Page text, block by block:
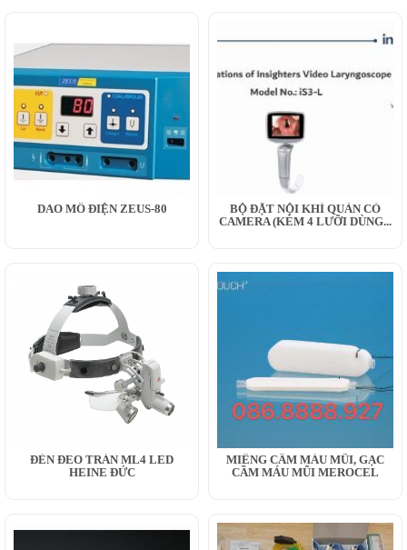
DAO MỔ ĐIỆN ZEUS-80
BỘ ĐẶT NỘI KHÍ QUẢN CÓ
CAMERA (KÈM 4 LƯỠI DÙNG...
ĐÈN ĐEO TRÁN ML4 LED
HEINE ĐỨC
MIẾNG CẦM MÁU MŨI, GẠC
CẦM MÁU MŨI MEROCEL